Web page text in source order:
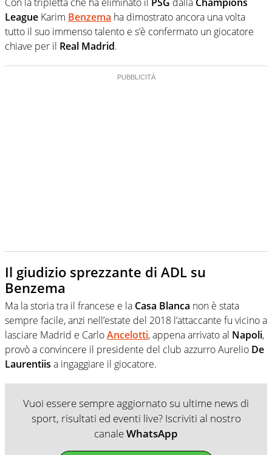
League Karim Benzema ha dimostrato ancora una volta
tutto il suo immenso talento e s’è confermato un giocatore
chiave per il Real Madrid.
Il giudizio sprezzante di ADL su
Benzema
Ma la storia tra il francese e la Casa Blanca non è stata
sempre facile, anzi nell’estate del 2018 l’attaccante fu vicino a
lasciare Madrid e CarloAncelotti, appena arrivato al Napoli,
provò a convincere il presidente del club azzurro Aurelio De
Laurentiis a ingaggiare il giocatore.
Vuoi essere sempre aggiornato su ultime news di
sport, risultati ed eventi live? Iscriviti al nostro
canaleWhatsApp